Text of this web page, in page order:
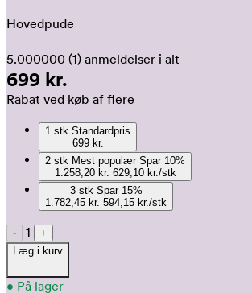
Hovedpude
5.000000 (1) anmeldelser i alt
699 kr.
Rabat ved køb af flere
1 stk Standardpris
699 kr.
2 stk Mest populær Spar 10%
1.258,20 kr.
629,10 kr./stk
3 stk Spar 15%
1.782,45 kr.
594,15 kr./stk
- 1
+
Læg i kurv
• På lager